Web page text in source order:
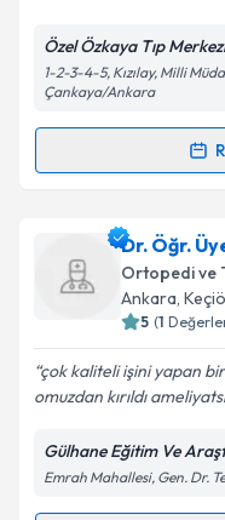
Kişisel
'ni
kapsamda
Özel Özkaya Tıp Merkezi
1-2-3-4-5, Kızılay, Milli
Çankaya/Ankara
Randevu
Uzm. Dr.
talebi oluşturun.
için bir takvim
bilgilendireceğiz.
E-posta Adresiniz
Kişisel
Metni'ni
Dr. Öğr.
Ortopedi ve
Ankara,
5 (1
çok kaliteli işini yapan
omuzdan kırıldı
Gülhane Eğitim Ve
Emrah Mahallesi, Gen. Dr.